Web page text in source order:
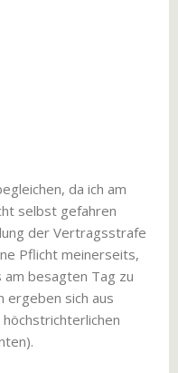
da ich am
selbst gefahren
der Vertragsstrafe
Pflicht meinerseits,
am besagten Tag zu
ergeben sich aus